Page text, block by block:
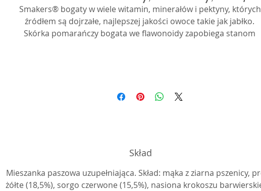
Smakers® bogaty w wiele witamin, minerałów i pektyny, których
źródłem są dojrzałe, najlepszej jakości owoce takie jak jabłko.
Skórka pomarańczy bogata we flawonoidy zapobiega stanom
Skład
Mieszanka paszowa uzupełniająca. Skład: mąka z ziarna pszenicy,
żółte (18,5%), sorgo czerwone (15,5%), nasiona krokoszu